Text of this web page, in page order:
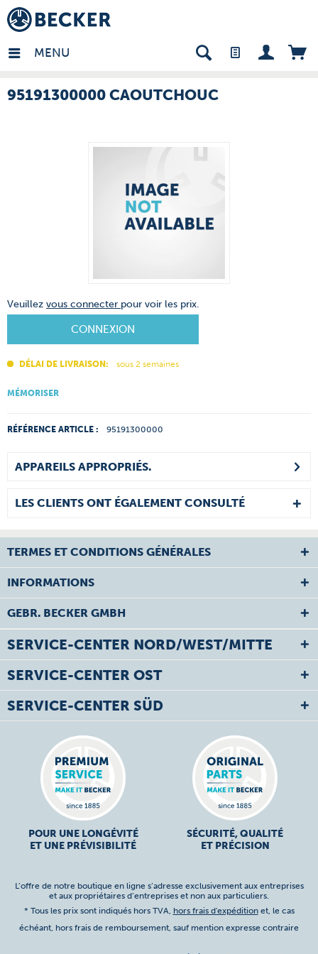
MENU
- FR
95191300000 CAOUTCHOUC
Veuillez vous connecter pour voir les prix.
CONNEXION
DÉLAI DE LIVRAISON: sous 2 semaines
MÉMORISER
RÉFÉRENCE ARTICLE : 95191300000
APPAREILS APPROPRIÉS.
LES CLIENTS ONT ÉGALEMENT CONSULTÉ
TERMES ET CONDITIONS GÉNÉRALES
INFORMATIONS
GEBR. BECKER GMBH
SERVICE-CENTER NORD/WEST/MITTE
SERVICE-CENTER OST
SERVICE-CENTER SÜD
POUR UNE LONGÉVITÉ
ET UNE PRÉVISIBILITÉ
SÉCURITÉ, QUALITÉ
ET PRÉCISION
L’offre de notre boutique en ligne s’adresse exclusivement aux entreprises
et aux propriétaires d’entreprises et non aux particuliers.
* Tous les prix sont indiqués hors TVA, hors frais d'expéditionet, le cas
échéant, hors frais de remboursement, sauf mention expresse contraire